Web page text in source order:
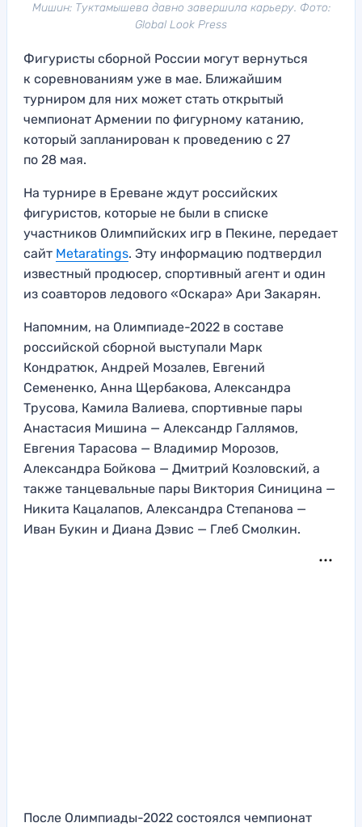
Мишин: Туктамышева давно завершила карьеру. Фото:
Global Look Press
Фигуристы сборной России могут вернуться
к соревнованиям уже в мае. Ближайшим
турниром для них может стать открытый
чемпионат Армении по фигурному катанию,
который запланирован к проведению с 27
по 28 мая.
На турнире в Ереване ждут российских
фигуристов, которые не были в списке
участников Олимпийских игр в Пекине, передает
сайт Metaratings. Эту информацию подтвердил
известный продюсер, спортивный агент и один
из соавторов ледового «Оскара» Ари Закарян.
Напомним, на Олимпиаде-2022 в составе
российской сборной выступали Марк
Кондратюк, Андрей Мозалев, Евгений
Семененко, Анна Щербакова, Александра
Трусова, Камила Валиева, спортивные пары
Анастасия Мишина — Александр Галлямов,
Евгения Тарасова — Владимир Морозов,
Александра Бойкова — Дмитрий Козловский, а
также танцевальные пары Виктория Синицина —
Никита Кацалапов, Александра Степанова —
Иван Букин и Диана Дэвис — Глеб Смолкин.
После Олимпиады-2022 состоялся чемпионат